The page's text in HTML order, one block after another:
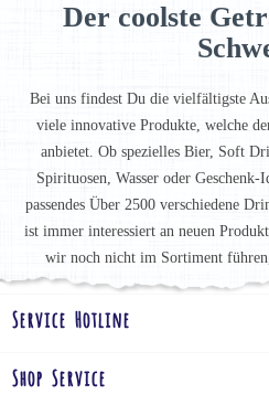
Der coolste
Bei uns findest Du die vielfältigste
viele innovative Produkte, welche
anbietet. Ob spezielles Bier, Soft
Spirituosen, Wasser oder
passendes Über 2500 verschiedene
ist immer interessiert an neuen
wir noch nicht im Sortiment
Service Hotline
Shop Service